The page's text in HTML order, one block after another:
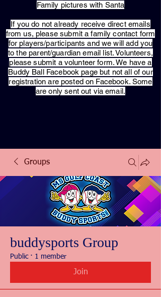
Family pictures with Santa
​If you do not already receive direct emails
from us, please submit a family contact form
for players/participants and we will add you
to the parent/guardian email list. Volunteers,
please submit a volunteer form. We have a
Buddy Ball Facebook page but not all of our
registration are posted on Facebook. Some
are only sent out via email.
Groups
buddysports Group
Public · 1 member
Join